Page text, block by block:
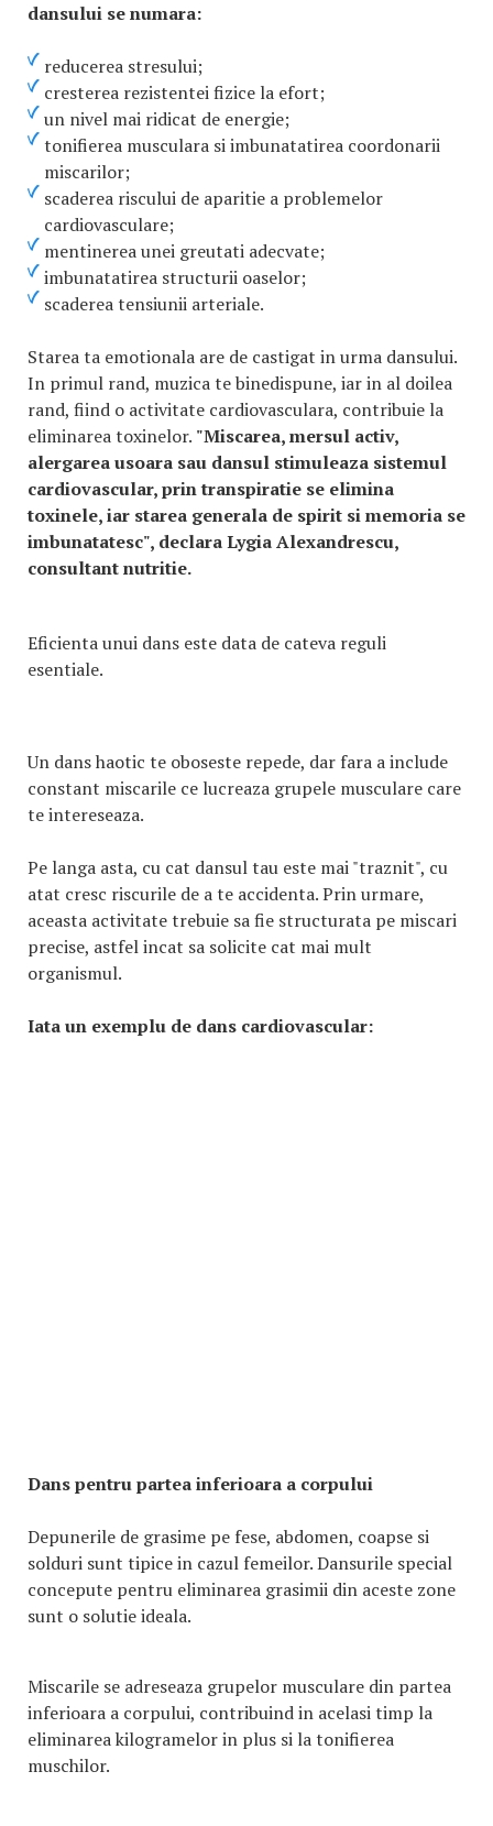
dansului se numara:
reducerea stresului;
cresterea rezistentei fizice la efort;
un nivel mai ridicat de energie;
tonifierea musculara si imbunatatirea coordonarii
miscarilor;
scaderea riscului de aparitie a problemelor
cardiovasculare;
mentinerea unei greutati adecvate;
imbunatatirea structurii oaselor;
scaderea tensiunii arteriale.
Starea ta emotionala are de castigat in urma dansului.
In primul rand, muzica te binedispune, iar in al doilea
rand, fiind o activitate cardiovasculara, contribuie la
eliminarea toxinelor. "Miscarea, mersul activ,
alergarea usoara sau dansul stimuleaza sistemul
cardiovascular, prin transpiratie se elimina
toxinele, iar starea generala de spirit si memoria se
imbunatatesc", declara Lygia Alexandrescu,
consultant nutritie.
Eficienta unui dans este data de cateva reguli
esentiale.
Un dans haotic te oboseste repede, dar fara a include
constant miscarile ce lucreaza grupele musculare care
te intereseaza.
Pe langa asta, cu cat dansul tau este mai "traznit", cu
atat cresc riscurile de a te accidenta. Prin urmare,
aceasta activitate trebuie sa fie structurata pe miscari
precise, astfel incat sa solicite cat mai mult
organismul.
Iata un exemplu de dans cardiovascular:
Dans pentru partea inferioara a corpului
Depunerile de grasime pe fese, abdomen, coapse si
solduri sunt tipice in cazul femeilor. Dansurile special
concepute pentru eliminarea grasimii din aceste zone
sunt o solutie ideala.
Miscarile se adreseaza grupelor musculare din partea
inferioara a corpului, contribuind in acelasi timp la
eliminarea kilogramelor in plus si la tonifierea
muschilor.